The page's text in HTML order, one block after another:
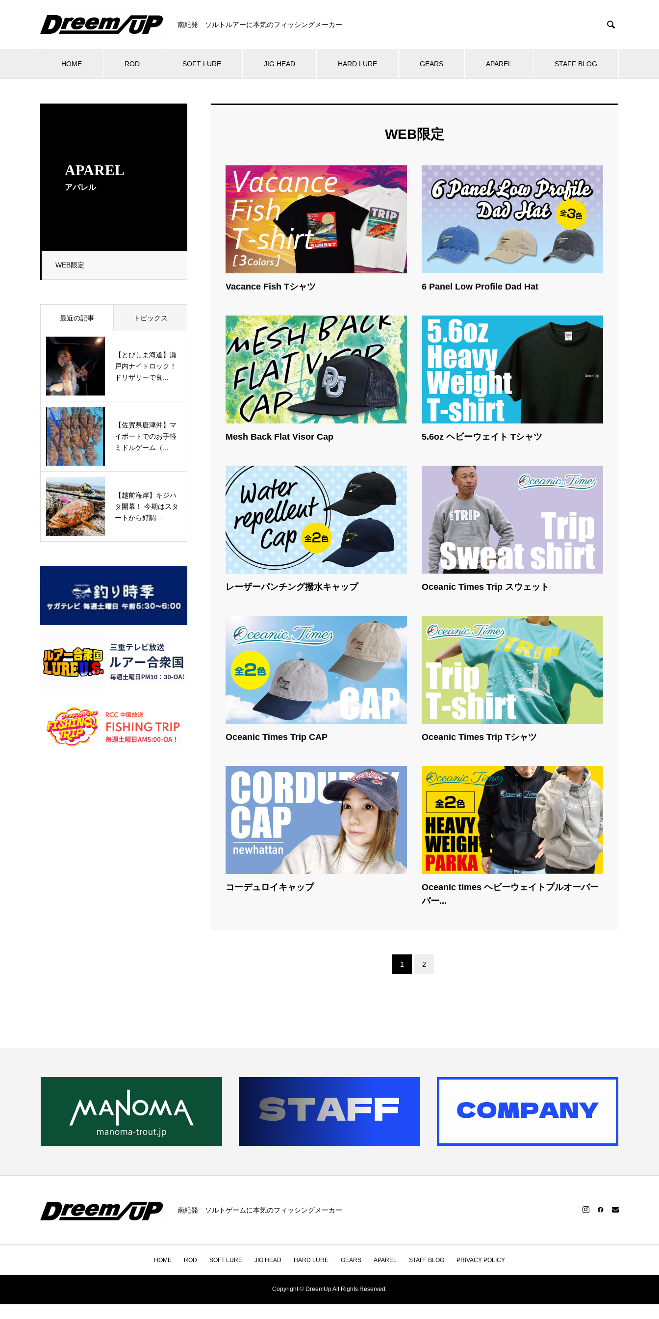
南紀発 ソルトルアーに本気のフィッシングメーカー 
HOME ROD SOFT LURE JIG HEAD HARD LURE GEARS APAREL STAFF BLOG
APAREL
アパレル
WEB限定
WEB限定
Vacance Fish Tシャツ 6 Panel Low Profile Dad Hat
Mesh Back Flat Visor Cap 5.6oz ヘビーウェイト Tシャツ
レーザーパンチング撥水キャップ Oceanic Times Trip スウェット
Oceanic Times Trip CAP Oceanic Times Trip Tシャツ
コーデュロイキャップ
Oceanic times ヘビーウェイトプルオーバー
パー...
1 2
最近の記事 トピックス
【とびしま海道】瀬
戸内ナイトロック！
ドリザリーで良...
【佐賀県唐津沖】マ
イボートでのお手軽
ミドルゲーム（...
【越前海岸】キジハ
タ開幕！ 今期はスタ
ートから好調...
南紀発 ソルトゲームに本気のフィッシングメーカー
HOME ROD SOFT LURE JIG HEAD HARD LURE GEARS APAREL STAFF BLOG PRIVACY POLICY
Copyright © DreemUp All Rights Reserved.